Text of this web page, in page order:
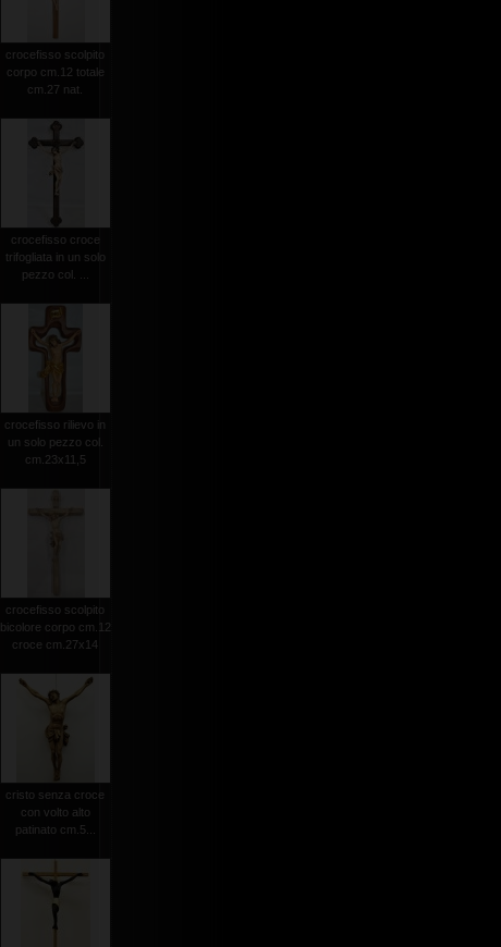
crocefisso scolpito
corpo cm.12 totale
cm.27 nat.
crocefisso croce
trifogliata in un solo
pezzo col. ...
crocefisso rilievo in
un solo pezzo col.
cm.23x11,5
crocefisso scolpito
bicolore corpo cm.12
croce cm.27x14
cristo senza croce
con volto alto
patinato cm.5...